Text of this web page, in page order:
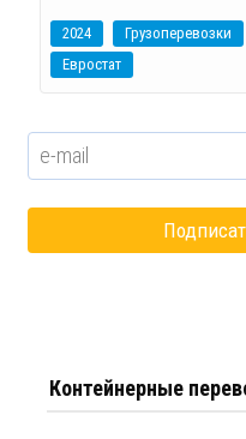
2024 Грузоперевозки
Евростат
Контейнерные